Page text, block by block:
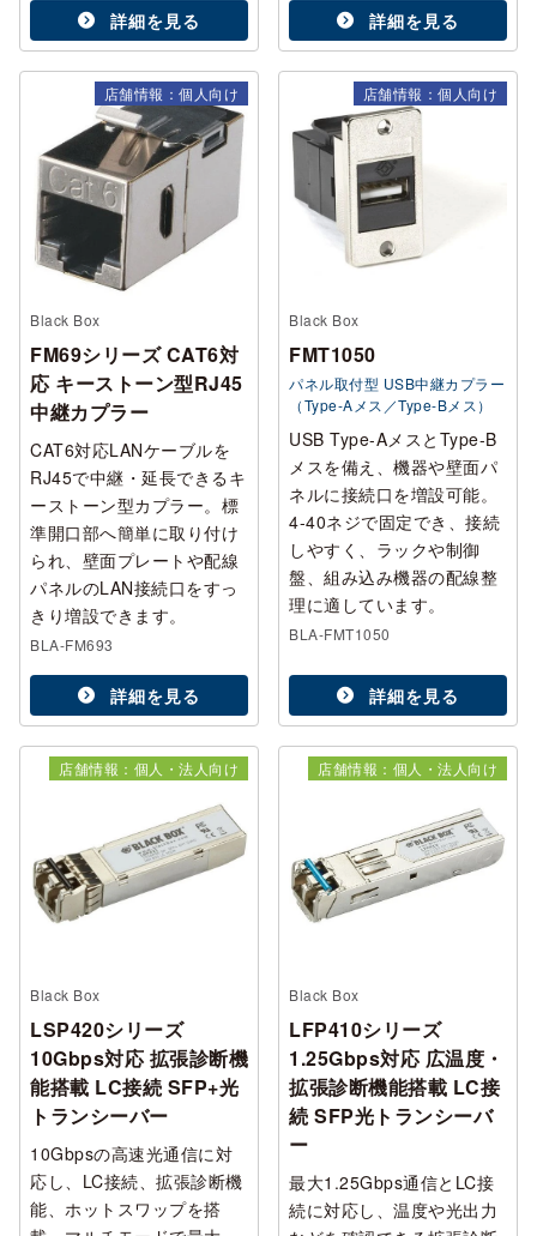
詳細を見る 詳細を見る
店舗情報：個人向け
Black Box
FM69シリーズ CAT6対
応 キーストーン型RJ45
中継カプラー
CAT6対応LANケーブルを
RJ45で中継・延長できるキ
ーストーン型カプラー。標
準開口部へ簡単に取り付け
られ、壁面プレートや配線
パネルのLAN接続口をすっ
きり増設できます。
BLA-FM693
詳細を見る
店舗情報：個人向け
Black Box
FMT1050
パネル取付型 USB中継カプラー
（Type-Aメス／Type-Bメス）
USB Type-AメスとType-B
メスを備え、機器や壁面パ
ネルに接続口を増設可能。
4-40ネジで固定でき、接続
しやすく、ラックや制御
盤、組み込み機器の配線整
理に適しています。
BLA-FMT1050
詳細を見る
店舗情報：個人・法人向け
Black Box
LSP420シリーズ
10Gbps対応 拡張診断機
能搭載 LC接続 SFP+光
トランシーバー
10Gbpsの高速光通信に対
応し、LC接続、拡張診断機
能、ホットスワップを搭
店舗情報：個人・法人向け
Black Box
LFP410シリーズ
1.25Gbps対応 広温度・
拡張診断機能搭載 LC接
続 SFP光トランシーバ
ー
最大1.25Gbps通信とLC接
続に対応し、温度や光出力